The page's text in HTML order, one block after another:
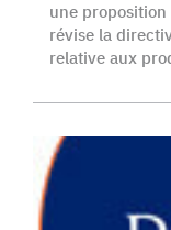
une proposition
révise la
relative aux